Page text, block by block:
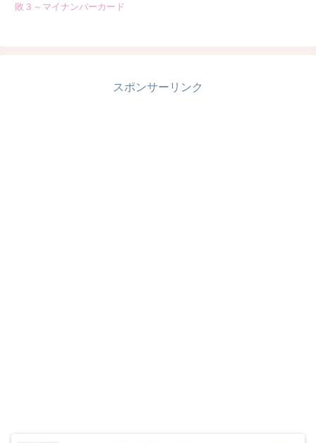
敗３～マイナンバーカード
スポンサーリンク